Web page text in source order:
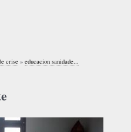
crise » educacion sanidade...